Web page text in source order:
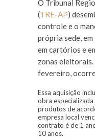
O Tribunal
(TRE-AP)
controle e o
própria sede,
em cartórios e
zonas eleitorais.
fevereiro,
Essa aquisição
obra especializada
produtos de
empresa local
contrato é de 1
10 anos.